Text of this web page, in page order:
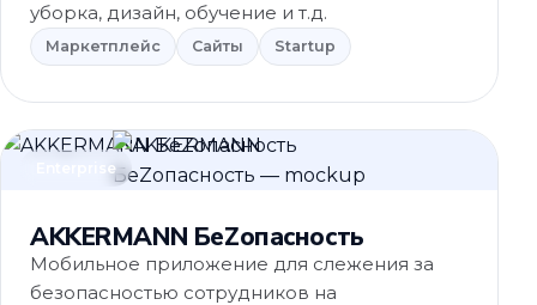
уборка, дизайн, обучение и т.д.
Маркетплейс Сайты Startup
Enterprise
AKKERMANN БеZопасность
Мобильное приложение для слежения за
безопасностью сотрудников на